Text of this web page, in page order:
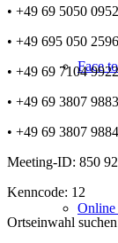
Face
Online
• +49 69 5050
• +49 695 050
• +49 69 7104
• +49 69 3807
• +49 69 3807
Meeting-ID: 850
Kenncode: 12
Ortseinwahl